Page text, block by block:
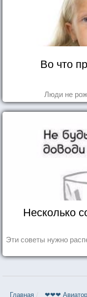
Во что
Люди не
Несколько
Эти советы нужно
Главная ❤❤❤